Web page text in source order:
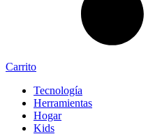
Carrito
Tecnología
Herramientas
Hogar
Kids